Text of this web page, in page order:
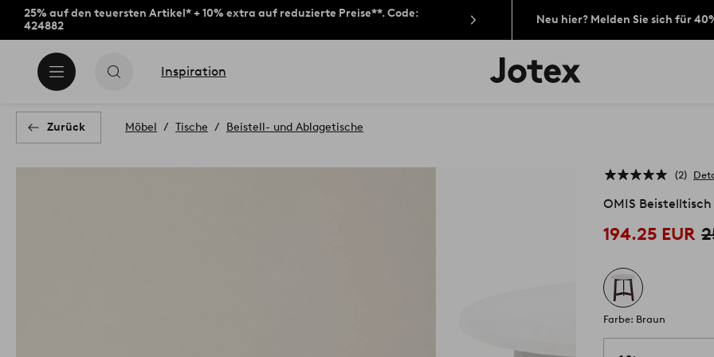
25% auf den teuersten Artikel* + 10% extra auf reduzierte Preise**. Code:
424882
Neu hier? Melden Sie sich für
Inspiration
Jotex-
Logo
Zurück Möbel Tische Beistell- und Ablagetische
2
OMIS
194.25 EUR
Farbe: Braun